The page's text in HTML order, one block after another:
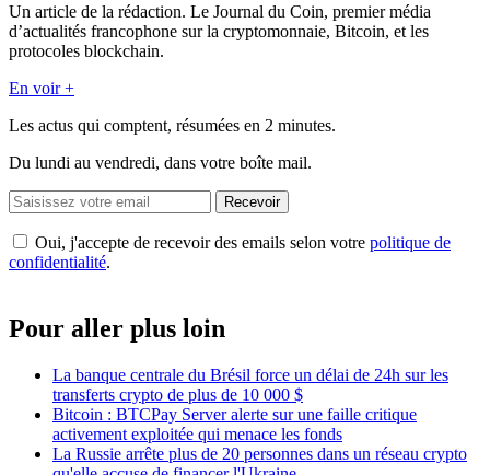
Un article de la rédaction. Le Journal du Coin, premier média
d’actualités francophone sur la cryptomonnaie, Bitcoin, et les
protocoles blockchain.
En voir +
Les actus qui comptent, résumées en 2 minutes.
Du lundi au vendredi, dans votre boîte mail.
Recevoir
Oui, j'accepte de recevoir des emails selon votre politique de
confidentialité.
Pour aller plus loin
La banque centrale du Brésil force un délai de 24h sur les
transferts crypto de plus de 10 000 $
Bitcoin : BTCPay Server alerte sur une faille critique
activement exploitée qui menace les fonds
La Russie arrête plus de 20 personnes dans un réseau crypto